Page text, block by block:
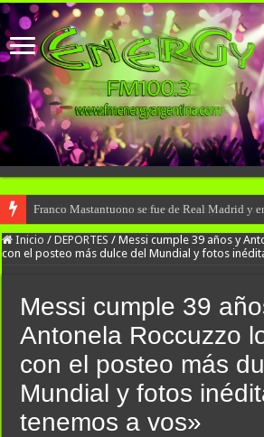
Franco Mastantuono se fue de Real Madrid
Inicio / DEPORTES / Messi cumple 39 años y
con el posteo más dulce del Mundial y fotos
Messi cumple 39
Antonela Roccuzzo
con el posteo más
Mundial y fotos
tenemos a vos»